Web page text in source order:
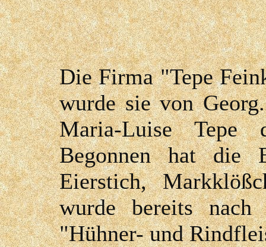
Die Firma "Tepe
wurde sie von
Maria-Luise Tepe
Begonnen hat die
Eierstich,
wurde bereits
"Hühner- und